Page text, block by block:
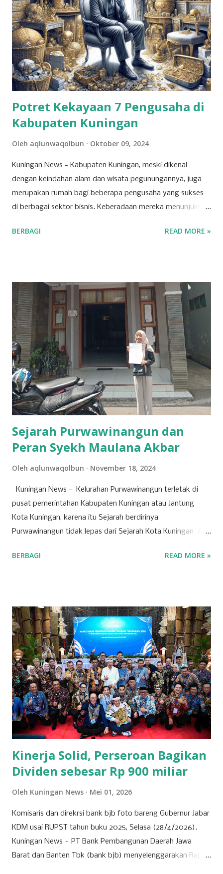
Potret Kekayaan 7 Pengusaha di
Kabupaten Kuningan
Oleh aqlunwaqolbun Oktober 09, 2024
Kuningan News - Kabupaten Kuningan, meski dikenal
dengan keindahan alam dan wisata pegunungannya, juga
merupakan rumah bagi beberapa pengusaha yang sukses
di berbagai sektor bisnis. Keberadaan mereka menunjukkan
berkembang pesat, dipicu oleh inovasi dan ketekunan para
sehari-hari. Para pengusaha yang sukses di sektor ini
berhasil mengelola jaringan ritel yang luas dan berkontribusi
signifikan terhadap roda perekonomian daerah.
Keberhasilan mereka tak lepas dari strategi bisnis yang
tepat dan kemampuan menyesuaikan diri dengan
kebutuhan pasar yang dinamis. Selain ritel, sektor properti
dan konstruksi juga menjadi pilar penting bagi
perekonomian Kuningan. Beberapa perusahaan besar di
bidang ini terlibat dalam pembangunan infrastruktur yang
tidak hanya bermanfaat bagi daerah, tetapi...
BERBAGI READ MORE »
Sejarah Purwawinangun dan
Peran Syekh Maulana Akbar
Oleh aqlunwaqolbun November 18, 2024
Kuningan News - Kelurahan Purwawinangun terletak di
pusat pemerintahan Kabupaten Kuningan atau Jantung
Kota Kuningan, karena itu Sejarah berdirinya
Purwawinangun tidak lepas dari Sejarah Kota Kuningan. Ada
melakukan perjalanan ke Pasembangan yang meneruskan
sampai ke daerah sekitar Kota Kuningan pada waktu itu
dikenal dengan “Kejene” yang artinya Kuning dan
penduduknya menganut agama Hindu (Agama Sanghiang).
Pemerintahan Kajene yang terletak di Blok Sidapurna Desa
Purwawinangun yang disebut Sidapurna artinya “Jadi
Sempurna” oleh Syekh Maulana Akbar. Beliau menetap
disana dan berhasil menjalin hubungan baik dengan
pemerintahan Kajene dan mendirikan Pesantren di
Sidapurna. Syekh Maulana Akbar menikah dengan seorang
putri dari tokoh penting di lingkungan t...
BERBAGI READ MORE »
Kinerja Solid, Perseroan Bagikan
Dividen sebesar Rp 900 miliar
Oleh Kuningan News Mei 01, 2026
Komisaris dan direkrsi bank bjb foto bareng Gubernur Jabar
KDM usai RUPST tahun buku 2025, Selasa (28/4/2026).
Kuningan News – PT Bank Pembangunan Daerah Jawa
Barat dan Banten Tbk (bank bjb) menyelenggarakan Rapat